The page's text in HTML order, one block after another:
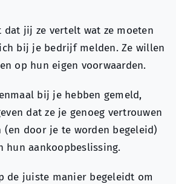
dat jij ze vertelt wat ze moeten
bij je bedrijf melden. Ze willen
op hun eigen voorwaarden.
bij je hebben gemeld,
dat ze je genoeg vertrouwen
(en door je te worden begeleid)
hun aankoopbeslissing.
de juiste manier begeleidt om